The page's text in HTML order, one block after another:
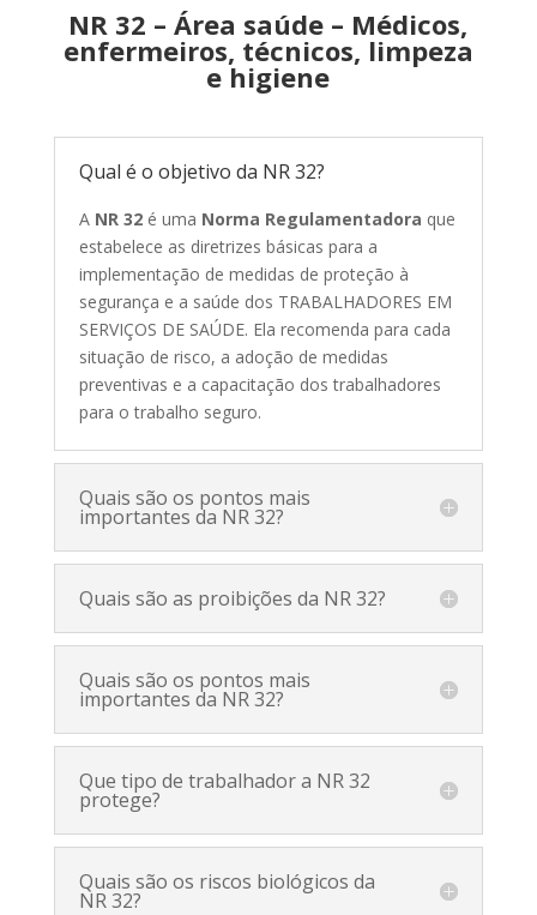
NR 32 – Área saúde – Médicos,
enfermeiros, técnicos, limpeza
e higiene
Qual é o objetivo da NR 32?
A NR 32é uma Norma Regulamentadora que
estabelece as diretrizes básicas para a
implementação de medidas de proteção à
segurança e a saúde dos TRABALHADORES EM
SERVIÇOS DE SAÚDE. Ela recomenda para cada
situação de risco, a adoção de medidas
preventivas e a capacitação dos trabalhadores
para o trabalho seguro.
Quais são os pontos mais
importantes da NR 32?
Quais são as proibições da NR 32?
Quais são os pontos mais
importantes da NR 32?
Que tipo de trabalhador a NR 32
protege?
Quais são os riscos biológicos da
NR 32?